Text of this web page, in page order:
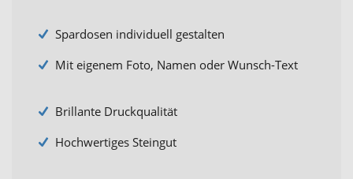
Spardosen individuell gestalten
Mit eigenem Foto, Namen oder Wunsch-Text
Brillante Druckqualität
Hochwertiges Steingut